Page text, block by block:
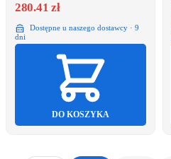
280.41 zł
Dostępne u naszego dostawcy · 9
dni
DO KOSZYKA